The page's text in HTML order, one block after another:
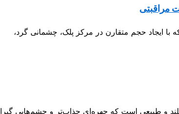
مراقبتی
ایجاد حجم متقارن در مرکز پلک، چشمانی گرد،
و طبیعی است که چهره‌ای جذاب‌تر و چشم‌هایی گیرا